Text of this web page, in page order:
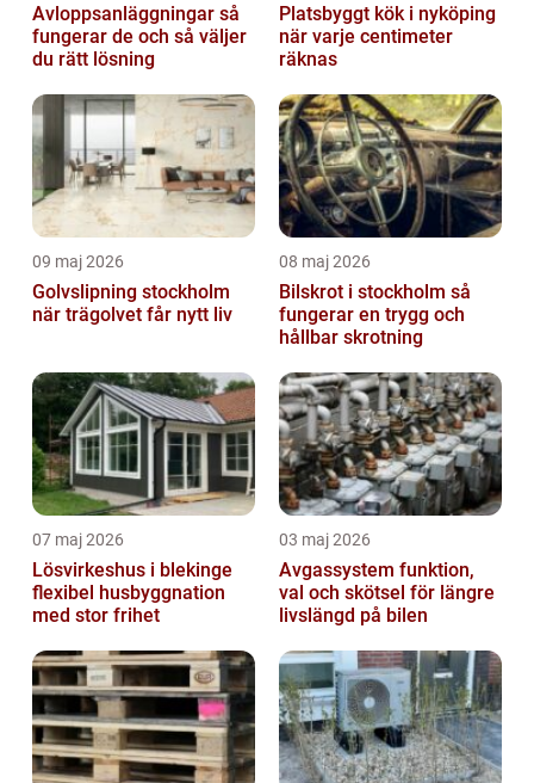
Avloppsanläggningar så
fungerar de och så väljer
du rätt lösning
Platsbyggt kök i nyköping
när varje centimeter
räknas
09 maj 2026
Golvslipning stockholm
när trägolvet får nytt liv
08 maj 2026
Bilskrot i stockholm så
fungerar en trygg och
hållbar skrotning
07 maj 2026
Lösvirkeshus i blekinge
flexibel husbyggnation
med stor frihet
03 maj 2026
Avgassystem funktion,
val och skötsel för längre
livslängd på bilen